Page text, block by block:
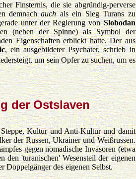
Finsternis, die sie abgründig-perverse
demnachauchals ein Sieg Turans zu
unter der Regierung vonSlobodan
(neben der Spinne) als Symbol der
Eigenschaften erblickt hatte. Der aus
, ein ausgebildeter Psychater, schrieb in
um sein Opfer zu suchen, um es
der Ostslaven
Kultur und Anti-Kultur und damit
der Russen, Ukrainer und Weißrussen.
gegen nomadische Invasoren (etwa
den 'turanischen' Wesensteil der eigenen
Doppelgänger des eigenen Selbst.